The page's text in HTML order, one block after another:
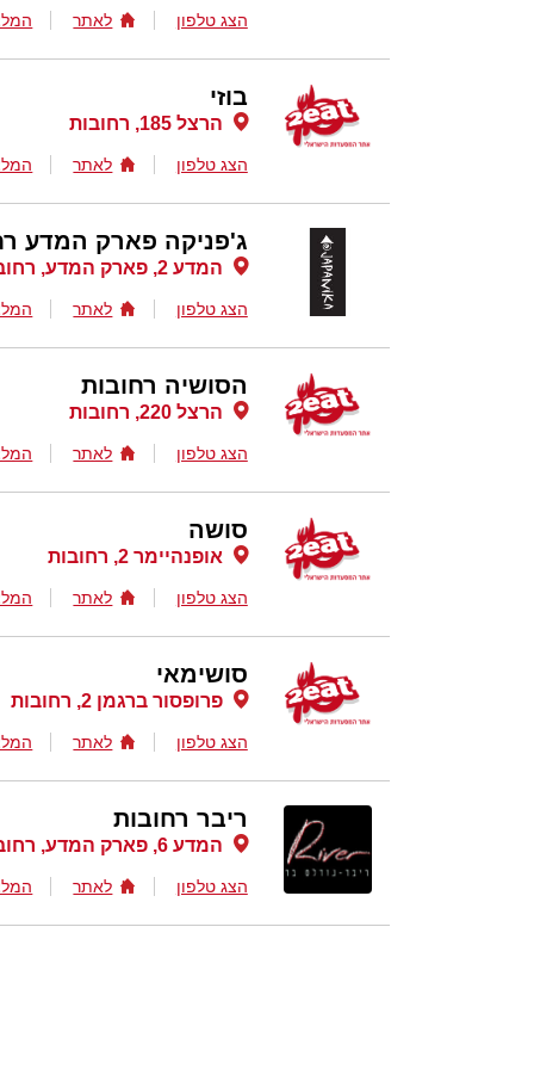
הצג טלפון לאתר
בוזי
הרצל 185, רחובות
הצג טלפון לאתר
ג'פניקה פארק המדע
המדע 2, פארק המדע, רחובות
הצג טלפון לאתר
הסושיה רחובות
הרצל 220, רחובות
הצג טלפון לאתר
סושה
אופנהיימר 2, רחובות
הצג טלפון לאתר
סושימאי
פרופסור ברגמן 2, רחובות
הצג טלפון לאתר
ריבר רחובות
המדע 6, פארק המדע, רחובות
הצג טלפון לאתר